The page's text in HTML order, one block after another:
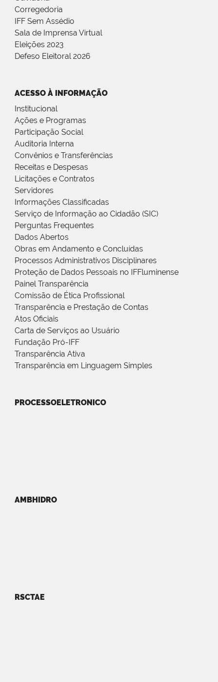
Corregedoria
IFF Sem Assédio
Sala de Imprensa Virtual
Eleições 2023
Defeso Eleitoral 2026
ACESSO À INFORMAÇÃO
Institucional
Ações e Programas
Participação Social
Auditoria Interna
Convênios e Transferências
Receitas e Despesas
Licitações e Contratos
Servidores
Informações Classificadas
Serviço de Informação ao Cidadão (SIC)
Perguntas Frequentes
Dados Abertos
Obras em Andamento e Concluídas
Processos Administrativos Disciplinares
Proteção de Dados Pessoais no IFFluminense
Painel Transparência
Comissão de Ética Profissional
Transparência e Prestação de Contas
Atos Oficiais
Carta de Serviços ao Usuário
Fundação Pró-IFF
Transparência Ativa
Transparência em Linguagem Simples
PROCESSOELETRONICO
AMBHIDRO
RSCTAE